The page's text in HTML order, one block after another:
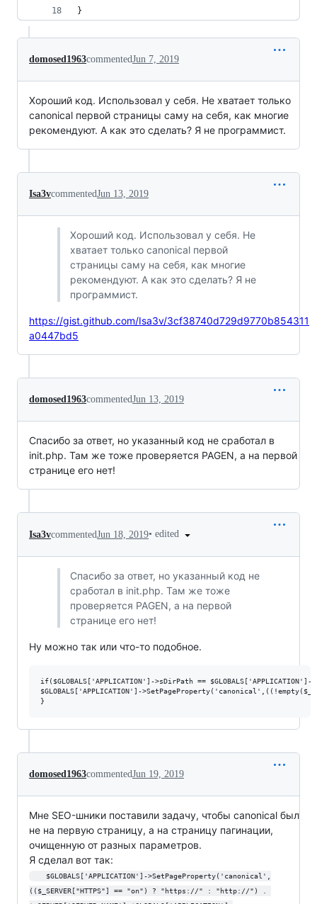
}
domosed1963commentedJun 7, 2019
Хороший код. Использовал у себя. Не хватает только
canonical первой страницы саму на себя, как многие
рекомендуют. А как это сделать? Я не программист.
Isa3vcommentedJun 13, 2019
Хороший код. Использовал у себя. Не
хватает только canonical первой
страницы саму на себя, как многие
рекомендуют. А как это сделать? Я не
программист.
https://gist.github.com/Isa3v/3cf38740d729d9770b854311
a0447bd5
domosed1963commentedJun 13, 2019
Спасибо за ответ, но указанный код не сработал в
init.php. Там же тоже проверяется PAGEN, а на первой
странице его нет!
Isa3vcommentedJun 18, 2019• edited
Спасибо за ответ, но указанный код не
сработал в init.php. Там же тоже
проверяется PAGEN, а на первой
странице его нет!
Ну можно так или что-то подобное.
if($GLOBALS['APPLICATION']->sDirPath ==
$GLOBALS['APPLICATION']-
domosed1963commentedJun 19, 2019
Мне SEO-шники поставили задачу, чтобы canonical был
не на первую страницу, а на страницу пагинации,
очищенную от разных параметров.
Я сделал вот так:
(($_SERVER["HTTPS"] == "on") ? "https://" : "http://") .